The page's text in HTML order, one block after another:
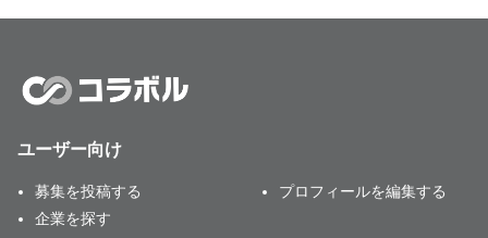
ユーザー向け
募集を投稿する
企業を探す
プロフィールを編集する